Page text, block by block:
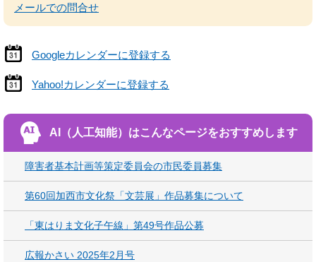
メールでの問合せ
Googleカレンダーに登録する
Yahoo!カレンダーに登録する
AI（人工知能）はこんなページをおすすめします
障害者基本計画等策定委員会の市民委員募集
第60回加西市文化祭「文芸展」作品募集について
「東はりま文化子午線」第49号作品公募
広報かさい 2025年2月号